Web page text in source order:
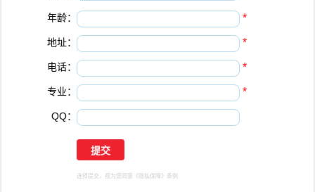
年龄： *
地址： *
电话： *
专业： *
QQ：
选择提交，视为您同意 《隐私保障》 条例